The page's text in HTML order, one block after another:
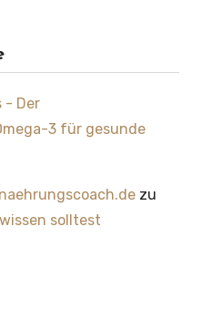
- Der
3 für gesunde
zu
solltest